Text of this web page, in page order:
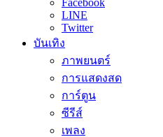
Facebook
LINE
Twitter
บันเทิง
ภาพยนตร์
การแสดงสด
การ์ตูน
ซีรีส์
เพลง